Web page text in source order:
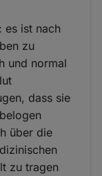
es ist nach
zu
und normal
dass sie
über die
zu tragen